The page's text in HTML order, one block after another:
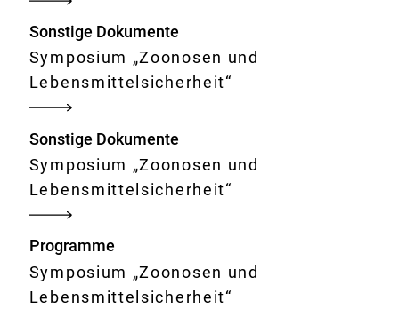
Sonstige Dokumente
Symposium „Zoonosen und
Lebensmittelsicherheit“
Sonstige Dokumente
Symposium „Zoonosen und
Lebensmittelsicherheit“
Programme
Symposium „Zoonosen und
Lebensmittelsicherheit“